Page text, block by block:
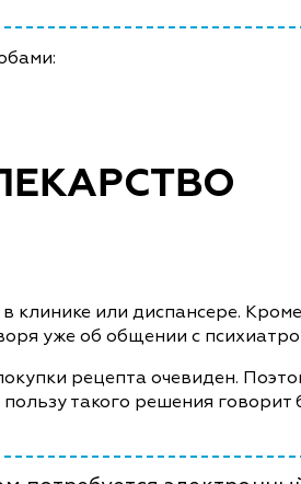
или диспансере. Кроме
уже об общении с
рецепта очевиден.
такого решения говорит